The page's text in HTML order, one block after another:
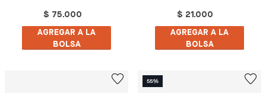
$ 75.000
AGREGAR A LA
BOLSA
$ 21.000
AGREGAR A LA
BOLSA